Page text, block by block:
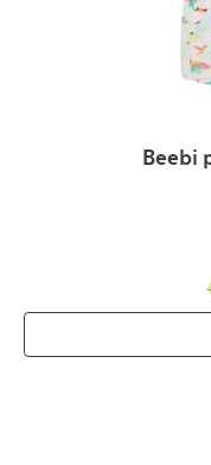
Beebi